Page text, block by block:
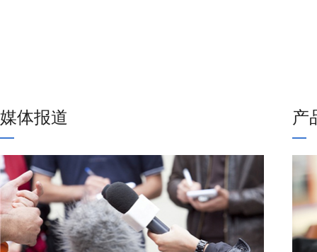
媒体报道 产